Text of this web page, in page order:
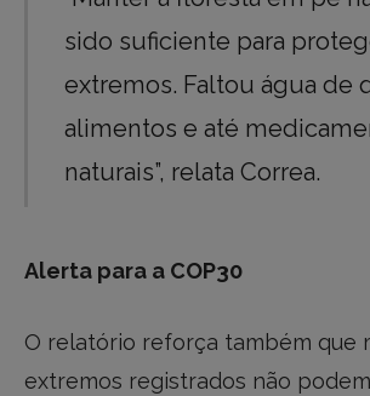
sido suficiente para
extremos. Faltou água de
alimentos e até
naturais”, relata Correa.
Alerta para a COP30
O relatório reforça também que
extremos registrados não